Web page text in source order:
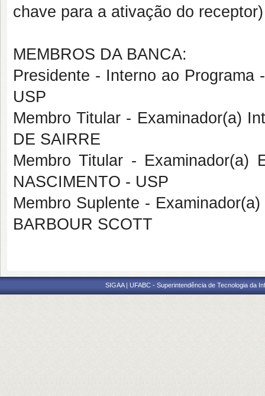
chave para a ativação do
MEMBROS DA BANCA:
Presidente - Interno ao Programa
USP
Membro Titular - Examinador(a)
DE SAIRRE
Membro Titular - Examinador(a)
NASCIMENTO - USP
Membro Suplente -
BARBOUR SCOTT
SIGAA | UFABC - Superintendência de Tecnologia da